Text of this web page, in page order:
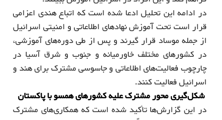
در ادامه این تحلیل ادعا شده است که اتباع هندی اعزامی
قرار است تحت آموزش نهادهای اطلاعاتی و امنیتی اسرائیل
از جمله موساد قرار گیرند و پس از طی دوره‌های آموزشی،
در کشورهای مختلف خاورمیانه و جنوب و شرق آسیا در
چارچوب فعالیت‌های اطلاعاتی و جاسوسی مشترک برای هند و
اسرائیل فعالیت کنند.
شکل‌گیری محور مشترک علیه کشورهای همسو با پاکستان
در این گزارش‌ها تأکید شده است که همکاری‌های مشترک